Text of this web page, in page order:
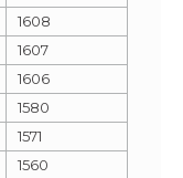
1608
1607
1606
1580
1571
1560